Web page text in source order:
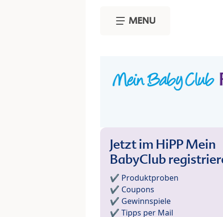
MENU
Jetzt im HiPP Mein
BabyClub
✔️ Produktproben
✔️ Coupons
✔️ Gewinnspiele
✔️ Tipps per Mail